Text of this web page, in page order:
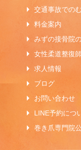
交通事故での
料金案内
みずの接骨院
女性柔道整復
求人情報
ブログ
お問い合わせ
LINE予約につ
巻き爪専門院